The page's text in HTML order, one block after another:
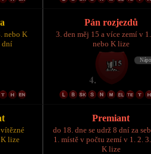
nebo K
dní
Pán rozjezdů
3. den měj 15 a více zemí v
nebo K lize
K lize
Premiant
do 18. dne se udrž 8 dní za
1. místě v počtu zemí v 1. 2.
K lize